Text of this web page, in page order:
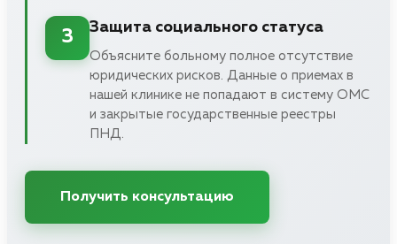
3
Защита социального статуса
Объясните больному полное отсутствие
юридических рисков. Данные о приемах в
нашей клинике не попадают в систему ОМС
и закрытые государственные реестры
ПНД.
Получить консультацию